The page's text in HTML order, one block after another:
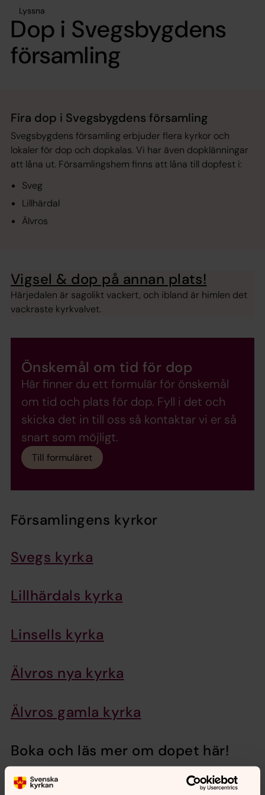
Lyssna
Dop i Svegsbygdens
församling
Fira dop i Svegsbygdens församling
Svegsbygdens församling erbjuder flera kyrkor och
lokaler för dop och dopkalas. Vi har även dopklänningar
att låna ut. Församlingshem finns att låna till dopfest i:
Sveg
Lillhärdal
Älvros
Vigsel & dop på annan plats!
Härjedalen är sagolikt vackert, och ibland är himlen det
vackraste kyrkvalvet.
Önskemål om tid för dop
Här finner du ett formulär för önskemål
om tid och plats för dop. Fyll i det och
skicka det in till oss så kontaktar vi er så
snart som möjligt.
Till formuläret
Församlingens kyrkor
Svegs kyrka
Lillhärdals kyrka
Linsells kyrka
Älvros nya kyrka
Älvros gamla kyrka
Boka och läs mer om dopet här!
Dop